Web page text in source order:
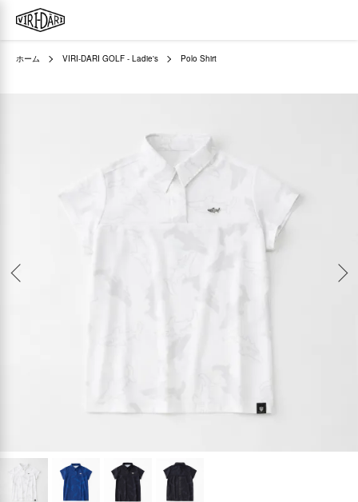
ホーム VIRI-DARI GOLF - Ladie's Polo Shirt